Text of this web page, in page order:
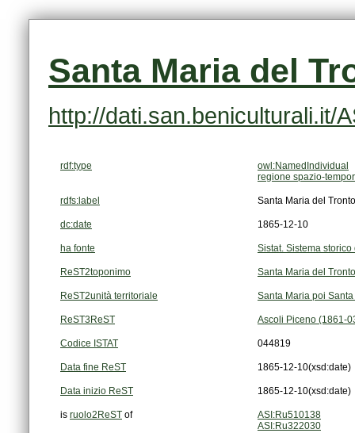
Santa Maria del
http://dati.san.beniculturali.it/
rdf:type
owl:NamedIndividual
regione spazio-
rdfs:label Santa Maria del
dc:date 1865-12-10
ha fonte Sistat. Sistema
ReST2toponimo Santa Maria del Tronto
ReST2unità territoriale Santa Maria poi
ReST3ReST Ascoli Piceno (1861-
Codice ISTAT 044819
Data fine ReST 1865-12-10(xsd:date)
Data inizio ReST 1865-12-10(xsd:date)
is ruolo2ReST of
ASI:Ru510138
ASI:Ru322030